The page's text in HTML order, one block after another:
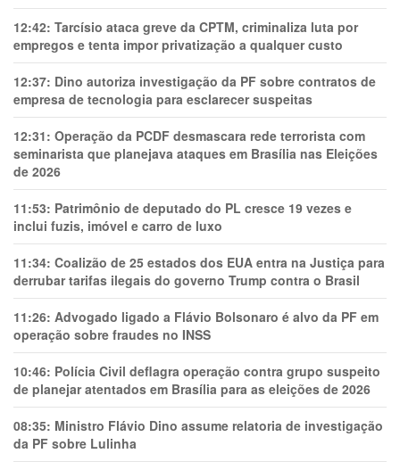
12:42: Tarcísio ataca greve da CPTM, criminaliza luta por
empregos e tenta impor privatização a qualquer custo
12:37: Dino autoriza investigação da PF sobre contratos de
empresa de tecnologia para esclarecer suspeitas
12:31: Operação da PCDF desmascara rede terrorista com
seminarista que planejava ataques em Brasília nas Eleições
de 2026
11:53: Patrimônio de deputado do PL cresce 19 vezes e
inclui fuzis, imóvel e carro de luxo
11:34: Coalizão de 25 estados dos EUA entra na Justiça para
derrubar tarifas ilegais do governo Trump contra o Brasil
11:26: Advogado ligado a Flávio Bolsonaro é alvo da PF em
operação sobre fraudes no INSS
10:46: Polícia Civil deflagra operação contra grupo suspeito
de planejar atentados em Brasília para as eleições de 2026
08:35: Ministro Flávio Dino assume relatoria de investigação
da PF sobre Lulinha